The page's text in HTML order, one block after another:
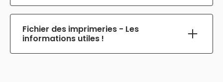
Bâtie à partir des enregistrements au sein du
RCS (soit toutes les sociétés avec siren),
notrebase des imprimeriesest enrichie et
Fichier des imprimeries - Les
informations utiles !